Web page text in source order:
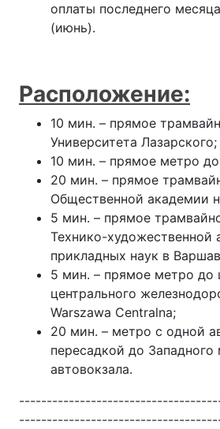
оплаты последнего
(июнь).
Расположение:
10 мин. – прямое
Университета Лазарского;
10 мин. – прямое метро
20 мин. – прямое
Общественной академии
5 мин. – прямое
Технико-художественной
прикладных наук в
5 мин. – прямое метро до
центрального
Warszawa Centralna;
20 мин. – метро с одной
пересадкой до
автовокзала.